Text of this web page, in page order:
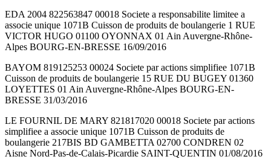
EDA 2004 822563847 00018 Societe a responsabilite limitee a
associe unique 1071B Cuisson de produits de boulangerie 1 RUE
VICTOR HUGO 01100 OYONNAX 01 Ain Auvergne-Rhône-
Alpes BOURG-EN-BRESSE 16/09/2016
BAYOM 819125253 00024 Societe par actions simplifiee 1071B
Cuisson de produits de boulangerie 15 RUE DU BUGEY 01360
LOYETTES 01 Ain Auvergne-Rhône-Alpes BOURG-EN-
BRESSE 31/03/2016
LE FOURNIL DE MARY 821817020 00018 Societe par actions
simplifiee a associe unique 1071B Cuisson de produits de
boulangerie 217BIS BD GAMBETTA 02700 CONDREN 02
Aisne Nord-Pas-de-Calais-Picardie SAINT-QUENTIN 01/08/2016